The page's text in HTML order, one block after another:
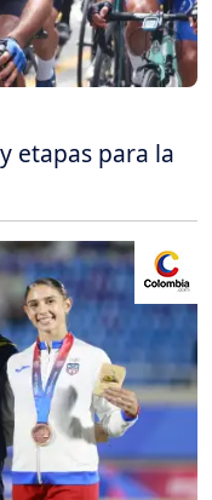
etapas para la